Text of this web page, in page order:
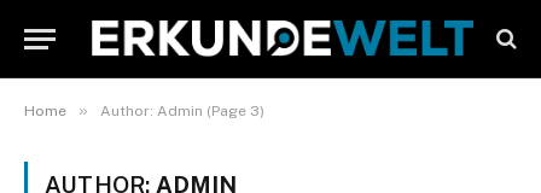
Home » Author: Admin (Page 3)
AUTHOR: ADMIN